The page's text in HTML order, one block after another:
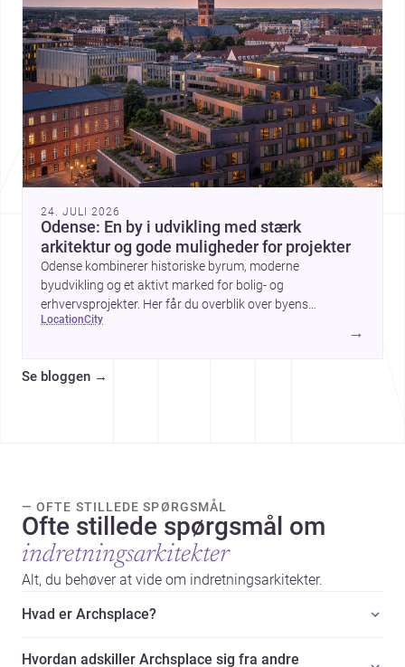
24. JULI 2026
Odense: En by i udvikling med stærk
arkitektur og gode muligheder for projekter
Odense kombinerer historiske byrum, moderne
byudvikling og et aktivt marked for bolig- og
erhvervsprojekter. Her får du overblik over byens
arkitektur, byggemæssige prisniveau og hvorfor byen er
interessant for dig, der planlægger at bygge, renovere eller
location city
→
Se bloggen →
— OFTE STILLEDE SPØRGSMÅL
Ofte stillede spørgsmål om
indretningsarkitekter
Alt, du behøver at vide om indretningsarkitekter.
Hvad er Archsplace?
Hvordan adskiller Archsplace sig fra andre